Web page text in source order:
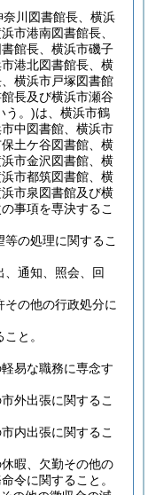
川図書館長、横浜
市港南図書館長、
館長、横浜市磯子
港北図書館長、横
横浜市戸塚図書館
長及び横浜市瀬谷
う。)は、横浜市鶴
中図書館、横浜市
土ケ谷図書館、横
市金沢図書館、横
市都筑図書館、横
市泉図書館及び横
事項を専決するこ
の処理に関するこ
通知、照会、回
の他の行政処分に
と。
易な職務に専念す
外出張に関するこ
内出張に関するこ
暇、欠勤その他の
令に関すること。